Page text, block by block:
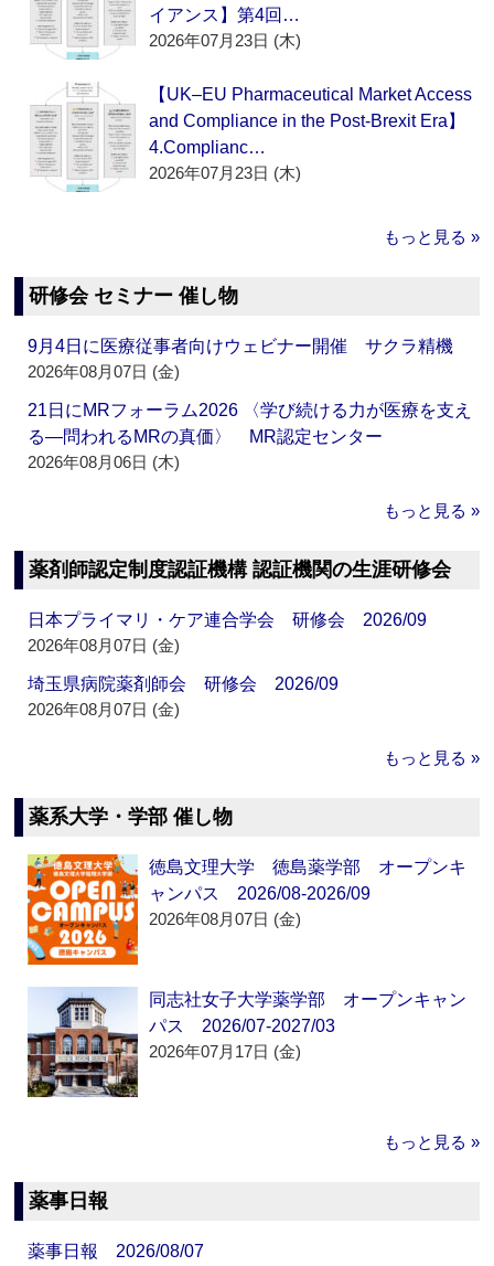
イアンス】第4回…
2026年07月23日 (木)
【UK–EU Pharmaceutical Market Access
and Compliance in the Post-Brexit Era】
4.Complianc…
2026年07月23日 (木)
もっと見る »
研修会 セミナー 催し物
9月4日に医療従事者向けウェビナー開催 サクラ精機
2026年08月07日 (金)
21日にMRフォーラム2026 〈学び続ける力が医療を支え
る―問われるMRの真価〉 MR認定センター
2026年08月06日 (木)
もっと見る »
薬剤師認定制度認証機構 認証機関の生涯研修会
日本プライマリ・ケア連合学会 研修会 2026/09
2026年08月07日 (金)
埼玉県病院薬剤師会 研修会 2026/09
2026年08月07日 (金)
もっと見る »
薬系大学・学部 催し物
徳島文理大学 徳島薬学部 オープンキ
ャンパス 2026/08-2026/09
2026年08月07日 (金)
同志社女子大学薬学部 オープンキャン
パス 2026/07-2027/03
2026年07月17日 (金)
もっと見る »
薬事日報
薬事日報 2026/08/07